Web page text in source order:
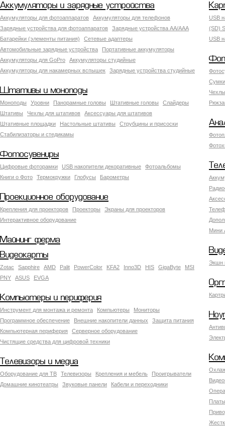
Аккумуляторы и зарядные устройства
Аккумуляторы для фотоаппаратов
Аккумуляторы для телефонов
Зарядные устройства для фотоаппаратов
Зарядные устройства AA/AAA
Батарейки (элементы питания)
Сетевые адаптеры
Автомобильные зарядные устройства
Портативные аккумуляторы
Аккумуляторы для GoPro
Аккумуляторы студийные
Аккумуляторы для накамерных вспышек
Зарядные устройства студийные
USB
(SD)
USB
Штативы и моноподы
Моноподы Уровни Панорамные головы Штативные головы
Слайдеры
Штативы
Чехлы для штативов
Аксессуары для штативов
Штативные площадки
Настольные штативы
Струбцины и присоски
Стабилизаторы и стедикамы
Фотосувениры
Цифровые фоторамки USB накопители декоративные
Фотоальбомы
Книги о Фото
Термокружки Глобусы Барометры
Мини
Проекционное оборудование
Крепления для проекторов Проекторы
Экраны для проекторов
Интерактивное оборудование
Майнинг ферма
Экшн
Видеокарты
Zotac Sapphire AMD Palit PowerColor KFA2 Inno3D HIS GigaByte
MSI
PNY
ASUS EVGA
Компьютеры и периферия
Инструмент для монтажа и ремонта Компьютеры
Мониторы
Программное обеспечение
Внешние накопители данных
Защита питания
Компьютерная периферия
Серверное оборудование
Чистящие средства для цифровой техники
Телевизоры и медиа
Оборудование для ТВ Телевизоры Крепления и мебель
Проигрыватели
Домашние кинотеатры
Звуковые панели Кабели и переходники